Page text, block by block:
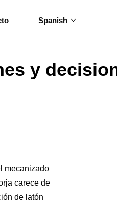
Spanish
y
mecanizado
carece de
de latón